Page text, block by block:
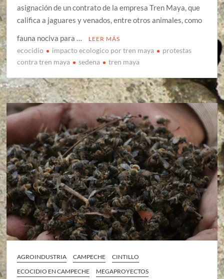
asignación de un contrato de la empresa Tren Maya, que
califica a jaguares y venados, entre otros animales, como
fauna nociva para …
LEER MÁS
ecocidio impacto ecologico por tren maya
protestas
contra tren maya
sedena tren maya
AGROINDUSTRIA CAMPECHE
CINTILLO
ECOCIDIO EN CAMPECHE
MEGAPROYECTOS